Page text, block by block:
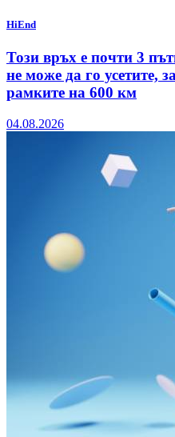
HiEnd
Този връх е почти 3
не може да го усетите,
рамките на 600 км
04.08.2026